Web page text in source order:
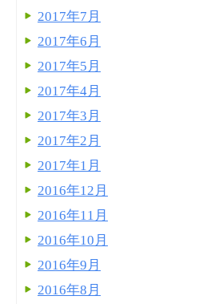
2017年7月
2017年6月
2017年5月
2017年4月
2017年3月
2017年2月
2017年1月
2016年12月
2016年11月
2016年10月
2016年9月
2016年8月